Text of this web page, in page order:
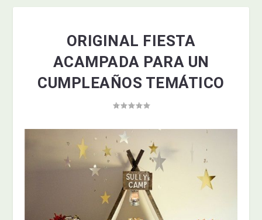
ORIGINAL FIESTA
ACAMPADA PARA UN
CUMPLEAÑOS TEMÁTICO